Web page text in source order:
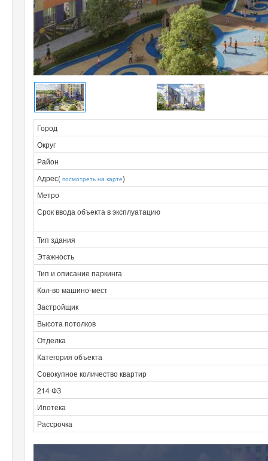
Город
Округ
Район
Адрес( посмотреть на карте)
Метро
Срок ввода объекта в эксплуатацию
Тип здания
Этажность
Тип и описание паркинга
Кол-во машино-мест
Застройщик
Высота потолков
Отделка
Категория объекта
Совокупное количество квартир
214 ФЗ
Ипотека
Рассрочка